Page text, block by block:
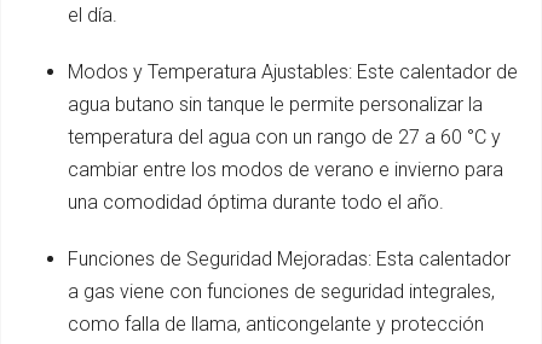
el día.
Modos y Temperatura Ajustables: Este calentador de
agua butano sin tanque le permite personalizar la
temperatura del agua con un rango de 27 a 60 °C y
cambiar entre los modos de verano e invierno para
una comodidad óptima durante todo el año.
Funciones de Seguridad Mejoradas: Esta calentador
a gas viene con funciones de seguridad integrales,
como falla de llama, anticongelante y protección